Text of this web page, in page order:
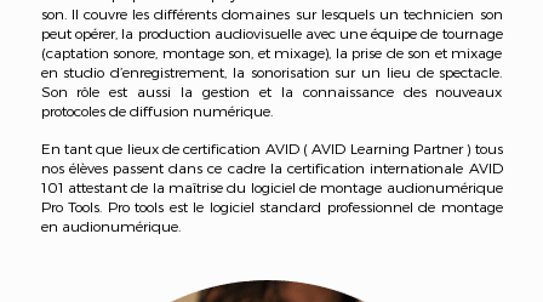
son. Il couvre les différents domaines sur lesquels un technicien son
peut opérer, la production audiovisuelle avec une équipe de tournage
(captation sonore, montage son, et mixage), la prise de son et mixage
en studio d’enregistrement, la sonorisation sur un lieu de spectacle.
Son rôle est aussi la gestion et la connaissance des nouveaux
protocoles de diffusion numérique.
En tant que lieux de certification AVID ( AVID Learning Partner ) tous
nos élèves passent dans ce cadre la certification internationale AVID
101 attestant de la maîtrise du logiciel de montage audionumérique
Pro Tools. Pro tools est le logiciel standard professionnel de montage
en audionumérique.